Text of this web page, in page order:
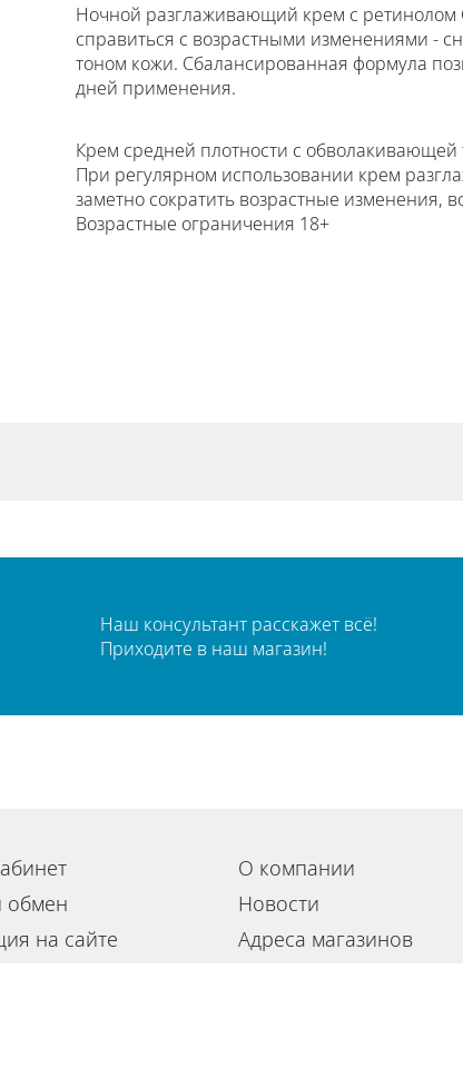
Ночной разглаживающий крем с ретинолом
справиться с возрастными изменениями -
тоном кожи. Сбалансированная формула
дней применения.
Крем средней плотности с
При регулярном использовании крем
заметно сократить возрастные изменения,
Возрастные ограничения 18+
Наш консультант расскажет всё!
Приходите в наш магазин!
обмен
на сайте
О компании
Новости
Адреса магазинов